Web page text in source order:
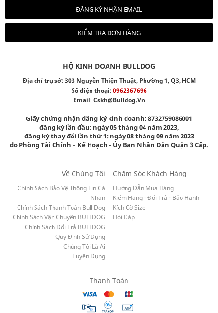
ĐĂNG KÝ NHẬN EMAIL
KIỂM TRA ĐƠN HÀNG
HỘ KINH DOANH BULLDOG
Địa chỉ trụ sở: 303 Nguyễn Thiện Thuật, Phường 1, Q3, HCM
Số điện thoại: 0962367696
Email: Cskh@bulldog.vn
Giấy chứng nhận đăng ký kinh doanh: 8732759086001
đăng ký lần đầu: ngày 05 tháng 04 năm 2023,
đăng ký thay đổi lần thứ 1: ngày 08 tháng 09 năm 2023
do Phòng Tài Chính – Kế Hoạch - Ủy Ban Nhân Dân Quận 3 Cấp.
Về Chúng Tôi
Chính Sách Bảo Vệ Thông Tin Cá
Nhân
Chính Sách Thanh Toán Bull Dog
Chính Sách Vận Chuyển BULLDOG
Chính Sách Đổi Trả BULLDOG
Quy Định Sử Dụng
Chúng Tôi Là Ai
Tuyển Dụng
Chăm Sóc Khách Hàng
Hướng Dẫn Mua Hàng
Kiểm Hàng - Đổi Trả - Bảo Hành
Kích Cỡ Size
Hỏi Đáp
Thanh Toán